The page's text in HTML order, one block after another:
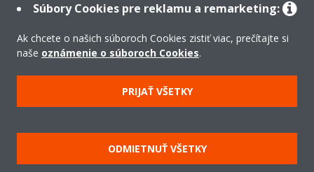
Kontakt
Súbory cookie
Zásady ochrany údajov
Podniková etika
Všeobecné obchodné podmienky Data Act
Súbory Cookies pre reklamu a remarketing:
Ak chcete o našich súboroch Cookies zistiť viac, prečítajte si
naše oznámenie o súboroch Cookies.
PRIJAŤ VŠETKY
ODMIETNUŤ VŠETKY